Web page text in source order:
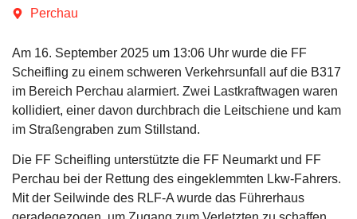
Perchau
Am 16. September 2025 um 13:06 Uhr wurde die FF
Scheifling zu einem schweren Verkehrsunfall auf die B317
im Bereich Perchau alarmiert. Zwei Lastkraftwagen waren
kollidiert, einer davon durchbrach die Leitschiene und kam
im Straßengraben zum Stillstand.
Die FF Scheifling unterstützte die FF Neumarkt und FF
Perchau bei der Rettung des eingeklemmten Lkw-Fahrers.
Mit der Seilwinde des RLF-A wurde das Führerhaus